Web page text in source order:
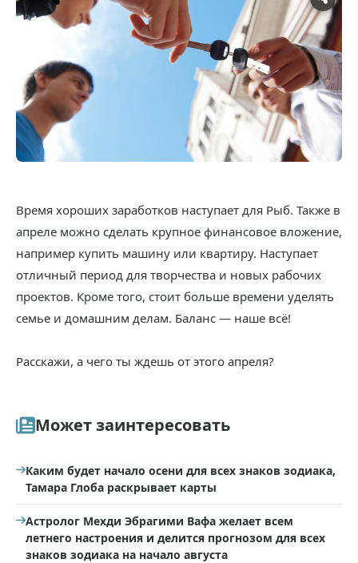
Время хороших заработков наступает для Рыб. Также в
апреле можно сделать крупное финансовое вложение,
например купить машину или квартиру. Наступает
отличный период для творчества и новых рабочих
проектов. Кроме того, стоит больше времени уделять
семье и домашним делам. Баланс — наше всё!
Расскажи, а чего ты ждешь от этого апреля?
Может заинтересовать
Каким будет начало осени для всех знаков зодиака,
Тамара Глоба раскрывает карты
Астролог Мехди Эбрагими Вафа желает всем
летнего настроения и делится прогнозом для всех
знаков зодиака на начало августа